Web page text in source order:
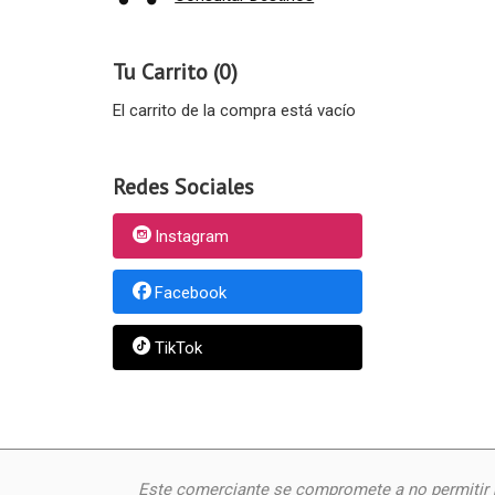
Tu Carrito (0)
El carrito de la compra está vacío
Redes Sociales
Instagram
Facebook
TikTok
Este comerciante se compromete a no